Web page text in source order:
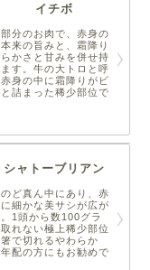
イチボ
分のお肉で、赤身の
来の旨みと、霜降り
かさと甘みを併せ持
す。牛の大トロと呼
身の中に霜降りがビ
と詰まった稀少部位で
シャトーブリアン
ど真ん中にあり、赤
細かな美サシが広が
1頭から数100グラ
れない極上稀少部位
で切れるやわらか
配の方にもお勧めで